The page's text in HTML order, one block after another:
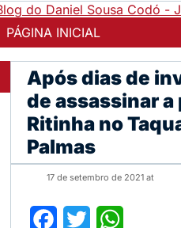
PÁGINA INICIAL
Após dias de
de assassinar
Ritinha no
Palmas
17 de setembro de 2021 at
Facebook
Twitter